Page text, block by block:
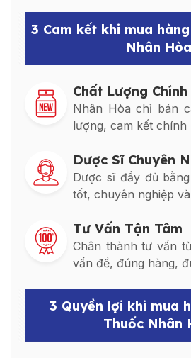
3 Cam kết khi mua
Nhân Hòa
Chất Lượng
Nhân Hòa chỉ bán
lượng, cam kết chính
Dược Sĩ Chuyên
Dược sĩ đầy đủ
tốt, chuyên nghiệp
Tư Vấn Tận Tâm
Chân thành tư vấn
vấn đề, đúng hàng,
3 Quyền lợi khi mua
Thuốc Nhân